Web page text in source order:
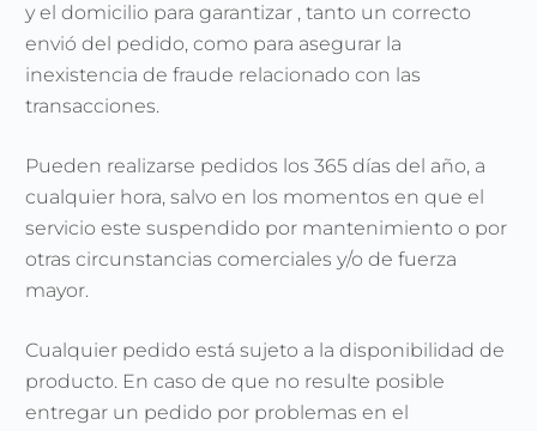
y el domicilio para garantizar , tanto un correcto
envió del pedido, como para asegurar la
inexistencia de fraude relacionado con las
transacciones.
Pueden realizarse pedidos los 365 días del año, a
cualquier hora, salvo en los momentos en que el
servicio este suspendido por mantenimiento o por
otras circunstancias comerciales y/o de fuerza
mayor.
Cualquier pedido está sujeto a la disponibilidad de
producto. En caso de que no resulte posible
entregar un pedido por problemas en el